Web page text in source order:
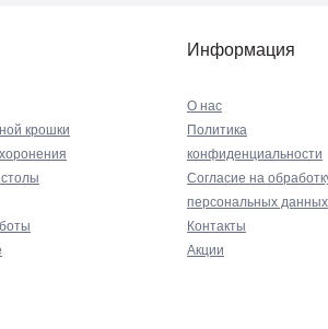
крошки
Информация
О нас
Политика
конфиденциальности
Согласие на
персональных данных
Контакты
Акции